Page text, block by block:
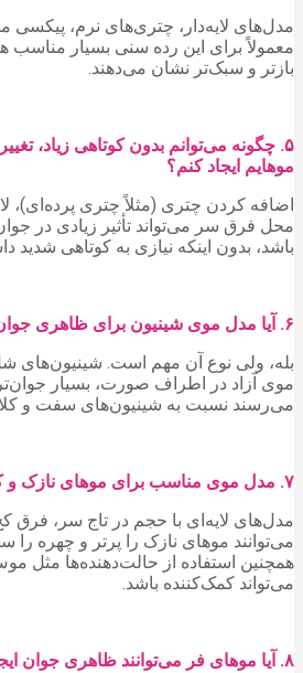
مدل‌های لایه‌دار، چتری‌های نرم، پیکسی
معمولاً برای این رده سنی بسیار مناسب
بازتر و سبک‌تر نشان می‌دهند.
۵. چگونه می‌توانم بدون کوتاهی زیاد،
موهایم ایجاد کنم؟
اضافه کردن چتری (مثلاً چتری پرده‌ای)،
محل فرق سر می‌تواند تأثیر زیادی در
باشد، بدون اینکه نیازی به کوتاهی شدید
۶. آیا مدل موی شینیون برای ظاهری جوان مناسب است؟
بله، ولی نوع آن مهم است. شینیون‌های شل
موی آزاد در اطراف صورت، بسیار
می‌رسند نسبت به شینیون‌های سفت و
۷. مدل موی مناسب برای موهای نازک و کم‌حجم چیست؟
مدل‌های لایه‌ای با حجم در تاج سر، فرق
می‌توانند موهای نازک را پرتر و چهره را
همچنین استفاده از حالت‌دهنده‌ها مثل
می‌تواند کمک‌کننده باشد.
۸. آیا موهای فر می‌توانند ظاهری جوان ایجاد کنند؟